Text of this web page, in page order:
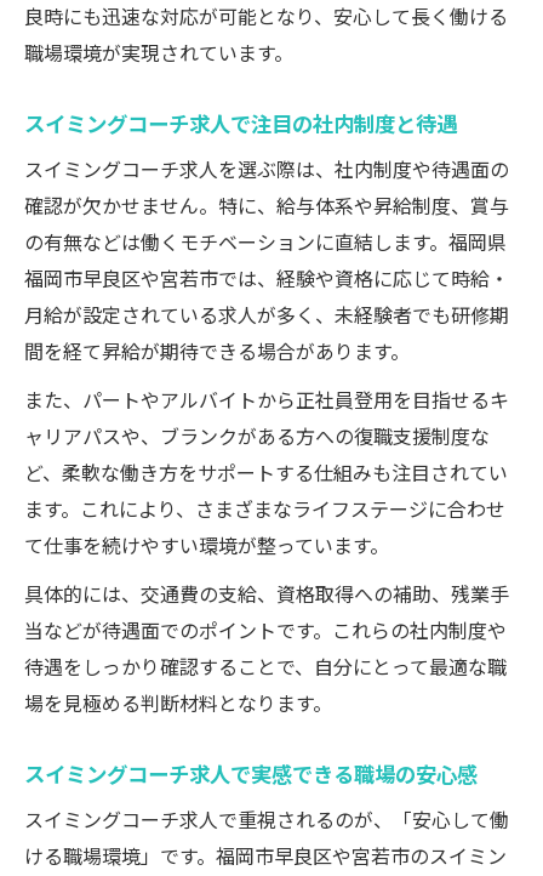
良時にも迅速な対応が可能となり、安心して長く働ける
職場環境が実現されています。
スイミングコーチ求人で注目の社内制度と待遇
スイミングコーチ求人を選ぶ際は、社内制度や待遇面の
確認が欠かせません。特に、給与体系や昇給制度、賞与
の有無などは働くモチベーションに直結します。福岡県
福岡市早良区や宮若市では、経験や資格に応じて時給・
月給が設定されている求人が多く、未経験者でも研修期
間を経て昇給が期待できる場合があります。
また、パートやアルバイトから正社員登用を目指せるキ
ャリアパスや、ブランクがある方への復職支援制度な
ど、柔軟な働き方をサポートする仕組みも注目されてい
ます。これにより、さまざまなライフステージに合わせ
て仕事を続けやすい環境が整っています。
具体的には、交通費の支給、資格取得への補助、残業手
当などが待遇面でのポイントです。これらの社内制度や
待遇をしっかり確認することで、自分にとって最適な職
場を見極める判断材料となります。
スイミングコーチ求人で実感できる職場の安心感
スイミングコーチ求人で重視されるのが、「安心して働
ける職場環境」です。福岡市早良区や宮若市のスイミン